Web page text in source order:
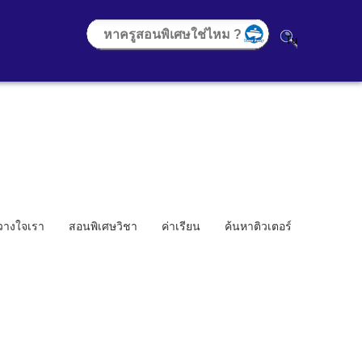
งใจเรา สอนพิเศษวิชา ค่าเรียน ค้นหาติวเตอร์